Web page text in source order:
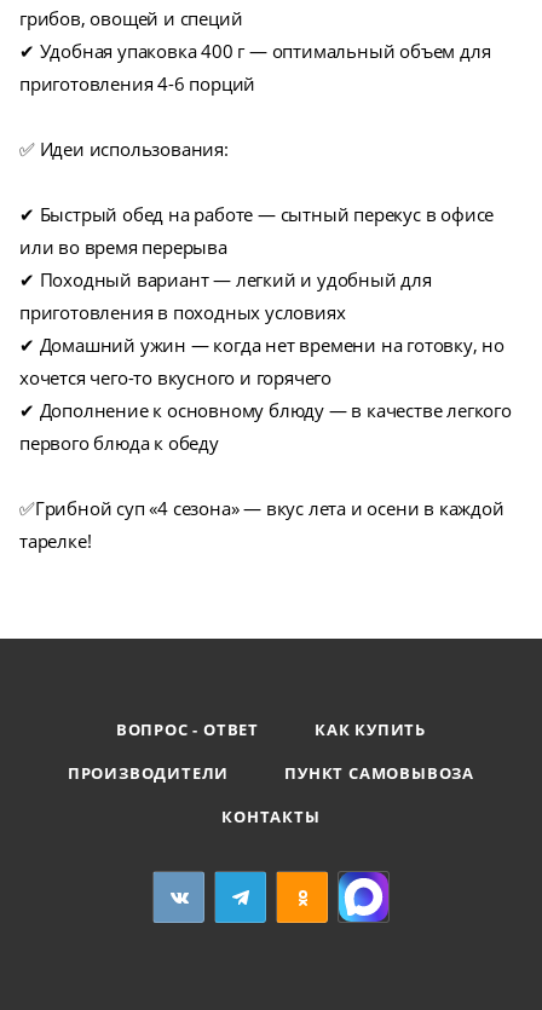
грибов, овощей и специй
✔ Удобная упаковка 400 г — оптимальный объем для
приготовления 4-6 порций
✅ Идеи использования:
✔ Быстрый обед на работе — сытный перекус в офисе
или во время перерыва
✔ Походный вариант — легкий и удобный для
приготовления в походных условиях
✔ Домашний ужин — когда нет времени на готовку, но
хочется чего-то вкусного и горячего
✔ Дополнение к основному блюду — в качестве легкого
первого блюда к обеду
✅Грибной суп «4 сезона» — вкус лета и осени в каждой
тарелке!
ВОПРОС - ОТВЕТ
КАК КУПИТЬ
ПРОИЗВОДИТЕЛИ
ПУНКТ САМОВЫВОЗА
КОНТАКТЫ